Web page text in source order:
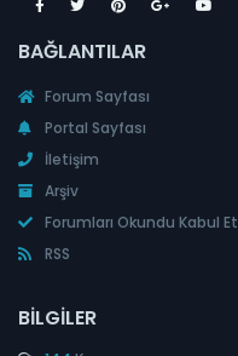
BAĞLANTILAR
Forum Sayfası
Portal Sayfası
İletişim
Arşiv
Forumları Okundu Kabul Et
RSS
BILGILER